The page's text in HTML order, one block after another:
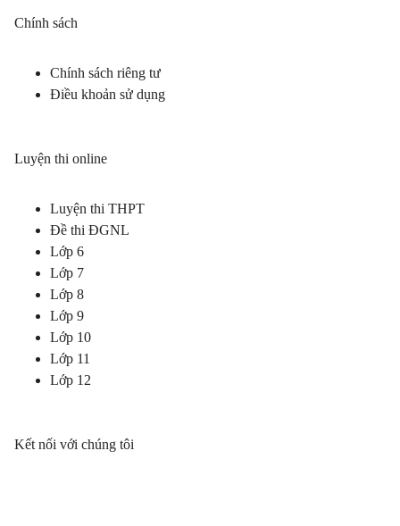
Chính sách
Chính sách riêng tư
Điều khoản sử dụng
Luyện thi online
Luyện thi THPT
Đề thi ĐGNL
Lớp 6
Lớp 7
Lớp 8
Lớp 9
Lớp 10
Lớp 11
Lớp 12
Kết nối với chúng tôi